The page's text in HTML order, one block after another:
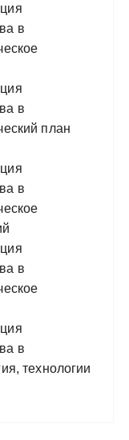
в
в
план
в
в
в
технологии